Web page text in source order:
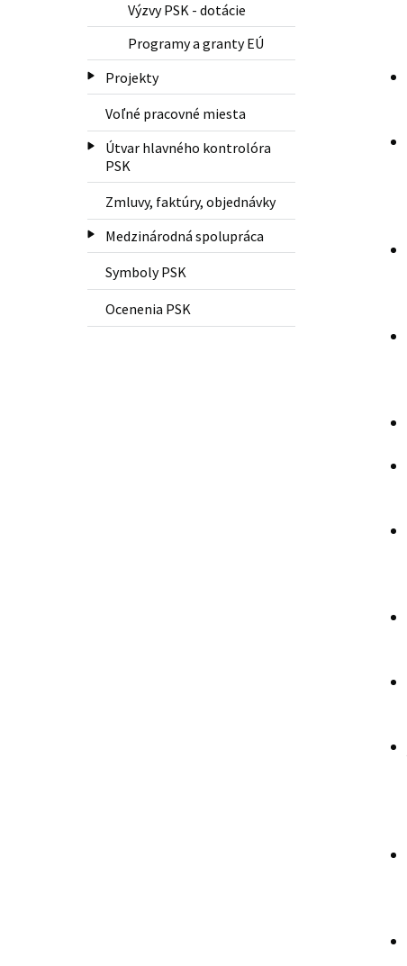
Výzvy PSK - dotácie
Programy a granty EÚ
Projekty
Voľné pracovné miesta
Útvar hlavného kontrolóra
PSK
Zmluvy, faktúry, objednávky
Medzinárodná spolupráca
Symboly PSK
Ocenenia PSK